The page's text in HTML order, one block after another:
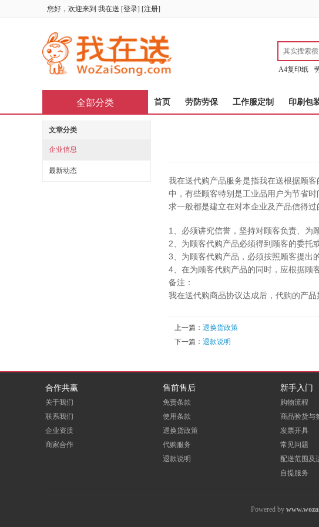
您好，欢迎来到 我在送 [登录] [注册]
A4复印纸
首页 劳防劳保 工作服定制 印刷包
全部分类
我在送代购产品服务是指我在送根据顾
中，有些顾客特别是工业品用户为节省
求一般都是建立在对本企业及产品信得
1、必须讲究信誉，坚持对顾客负责、为
2、为顾客代购产品必须得到顾客的委托
3、为顾客代购产品，必须按照顾客提出
4、在为顾客代购产品的同时，应根据顾
备注：
我在送代购商品协议达成后，代购的产
上一篇： 退换货政策
下一篇： 退款说明
文章分类
企业信息
最新动态
合作共赢
关于我们
联系我们
企业资质
商家合作
售前售后
免责条款
使用条款
退换货政策
代购服务
退款说明
新手入门
购物流程
商品验货与
发票开具
常见问题
配送范围及
自提服务
Powered by